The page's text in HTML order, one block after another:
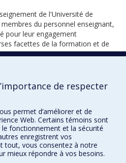
de l'Université de
du personnel enseignant,
pour leur engagement
facettes de la formation et de
2018
de respecter
permet d’améliorer et de
Web. Certains témoins sont
fonctionnement et la sécurité
enregistrent vos
tout, vous consentez à notre
mieux répondre à vos besoins.